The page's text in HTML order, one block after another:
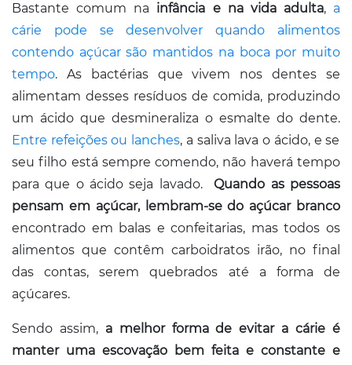
Bastante comum na infância e na vida adulta, a
cárie pode se desenvolver quando alimentos
contendo açúcar são mantidos na boca por muito
tempo. As bactérias que vivem nos dentes se
alimentam desses resíduos de comida, produzindo
um ácido que desmineraliza o esmalte do dente.
Entre refeições ou lanches, a saliva lava o ácido, e se
seu filho está sempre comendo, não haverá tempo
para que o ácido seja lavado.Quando as pessoas
pensam em açúcar, lembram-se do açúcar branco
encontrado em balas e confeitarias, mas todos os
alimentos que contêm carboidratos irão, no final
das contas, serem quebrados até a forma de
açúcares.
Sendo assim, a melhor forma de evitar a cárie é
manter uma escovação bem feita e constante e